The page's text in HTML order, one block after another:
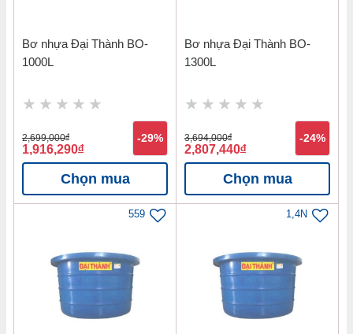
NLMT inox 304 Classic Đại Thành
ĐT5821-215L
Loại máy: Máy nước nóng NLMT inox 304
Dung tích: 215l
Bơ nhựa Đại Thành BO-
1000L
2,699,000đ
1,916,290đ
-29%
Chọn mua
Bơ nhựa Đại Thành BO-
1300L
3,694,000đ
2,807,440đ
-24%
Chọn mua
559 1,4N